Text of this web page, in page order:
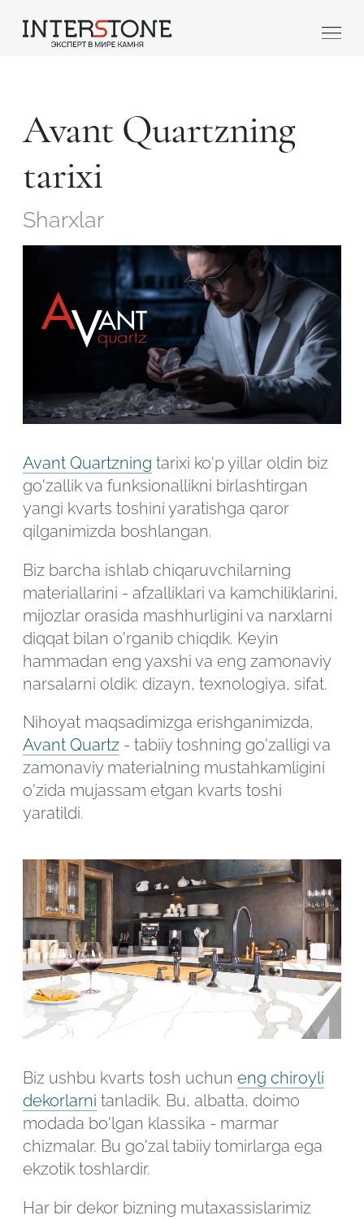
Avant Quartzning
tarixi
Sharxlar
Avant Quartzning tarixi ko'p yillar oldin biz
go'zallik va funksionallikni birlashtirgan
yangi kvarts toshini yaratishga qaror
qilganimizda boshlangan.
Biz barcha ishlab chiqaruvchilarning
materiallarini - afzalliklari va kamchiliklarini,
mijozlar orasida mashhurligini va narxlarni
diqqat bilan o'rganib chiqdik. Keyin
hammadan eng yaxshi va eng zamonaviy
narsalarni oldik: dizayn, texnologiya, sifat.
Nihoyat maqsadimizga erishganimizda,
Avant Quartz - tabiiy toshning go'zalligi va
zamonaviy materialning mustahkamligini
o'zida mujassam etgan kvarts toshi
yaratildi.
Biz ushbu kvarts tosh uchun eng chiroyli
dekorlarni tanladik. Bu, albatta, doimo
modada bo'lgan klassika - marmar
chizmalar. Bu go'zal tabiiy tomirlarga ega
ekzotik toshlardir.
Har bir dekor bizning mutaxassislarimiz
Qaysi sohada faoliyat yuritasiz?
Toshga ishlov
beruvch
Dizayner
Robot emasligingizni tasdiqlang
ARIZANI YUBORISH
Robot emasligingizni tasdiqlang
LOYIHANI YUBORISH
Robot emasligingizni tasdiqlang